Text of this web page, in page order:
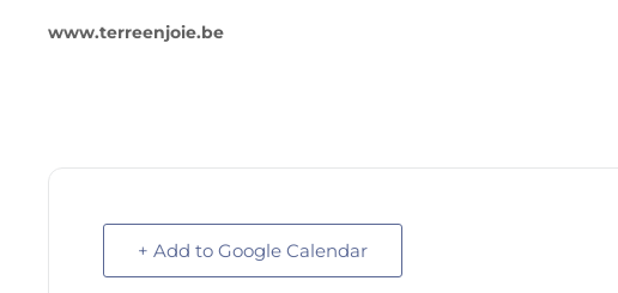
www.terreenjoie.be
+ Add to Google Calendar